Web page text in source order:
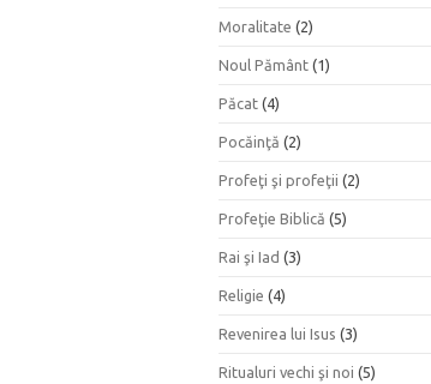
Moralitate (2)
Noul Pământ (1)
Păcat (4)
Pocăinţă (2)
Profeţi şi profeţii (2)
Profeţie Biblică (5)
Rai şi Iad (3)
Religie (4)
Revenirea lui Isus (3)
Ritualuri vechi şi noi (5)